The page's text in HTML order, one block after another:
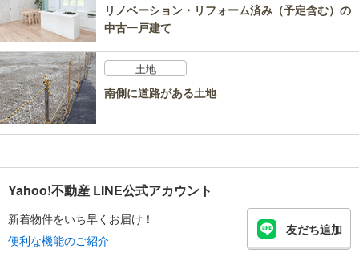
リノベーション・リフォーム済み（予定含む）の
中古一戸建て
土地
南側に道路がある土地
Yahoo!不動産 LINE公式アカウント
新着物件をいち早くお届け！
便利な機能のご紹介
友だち追加